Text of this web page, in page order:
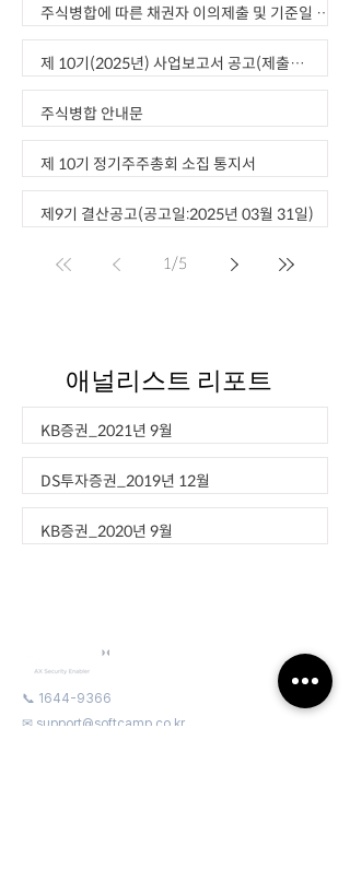
주식병합에 따른 채권자 이의제출 및 기준일 공
제 10기(2025년) 사업보고서 공고(제출
주식병합 안내문
제 10기 정기주주총회 소집 통지서
제9기 결산공고(공고일:2025년 03월 31일)
1/5
애널리스트 리포트
KB증권_2021년 9월
DS투자증권_2019년 12월
KB증권_2020년 9월
📞 1644-9366
✉ support@softcamp.co.kr